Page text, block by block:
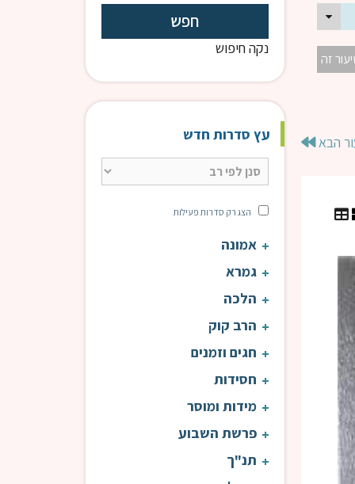
זה
הבא
עין אי"ה | הרב טוויל
נקה חיפוש
עץ סדרות חדש
הצג רק סדרות פעילות
אמונה
גמרא
הלכה
הרב קוק
חגים וזמנים
חסידות
מידות ומוסר
פרשת השבוע
תנ"ך